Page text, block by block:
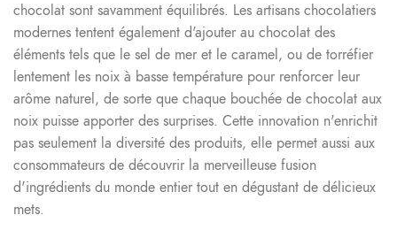
chocolat sont savamment équilibrés. Les artisans chocolatiers
modernes tentent également d'ajouter au chocolat des
éléments tels que le sel de mer et le caramel, ou de torréfier
lentement les noix à basse température pour renforcer leur
arôme naturel, de sorte que chaque bouchée de chocolat aux
noix puisse apporter des surprises. Cette innovation n'enrichit
pas seulement la diversité des produits, elle permet aussi aux
consommateurs de découvrir la merveilleuse fusion
d'ingrédients du monde entier tout en dégustant de délicieux
mets.